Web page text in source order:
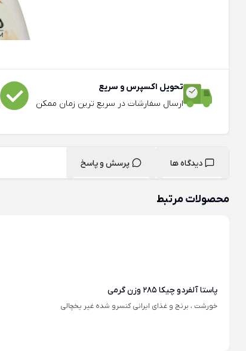
تحویل اکسپرس و سریع
ارسال سفارشات در سریع ترین زمان ممکن
دیدگاه ها پرسش و پاسخ
محصولات مرتبط
پاستا آلفردو چیکا 285 وزن گرمی
خورشت ، برنج و غذای ایرانی کنسرو شده غیر یخچالی